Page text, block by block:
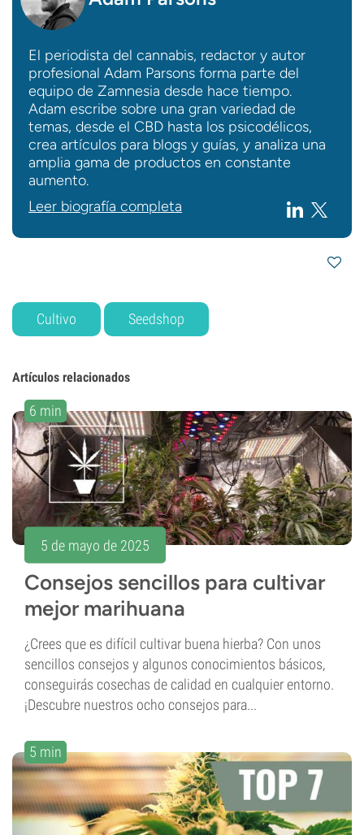
El periodista del cannabis, redactor y autor
profesional Adam Parsons forma parte del
equipo de Zamnesia desde hace tiempo.
Adam escribe sobre una gran variedad de
temas, desde el CBD hasta los psicodélicos,
crea artículos para blogs y guías, y analiza una
amplia gama de productos en constante
aumento.
Leer biografía completa
Cultivo Seedshop
Artículos relacionados
6 min
5 de mayo de 2025
Consejos sencillos para cultivar
mejor marihuana
¿Crees que es difícil cultivar buena hierba? Con unos
sencillos consejos y algunos conocimientos básicos,
conseguirás cosechas de calidad en cualquier entorno.
¡Descubre nuestros ocho consejos para...
5 min